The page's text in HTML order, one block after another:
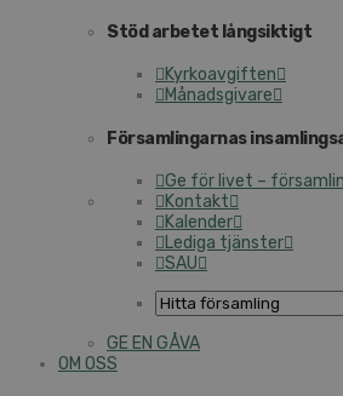
Stöd arbetet långsiktigt
Kyrkoavgiften
Månadsgivare
Församlingarnas
Ge för livet –
Kontakt
Kalender
Lediga tjänster
SAU
GE EN GÅVA
OM OSS